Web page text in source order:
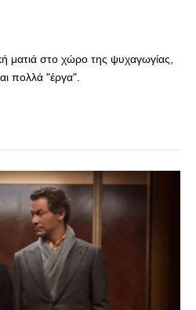
ματιά στο χώρο της ψυχαγωγίας,
πολλά "έργα".